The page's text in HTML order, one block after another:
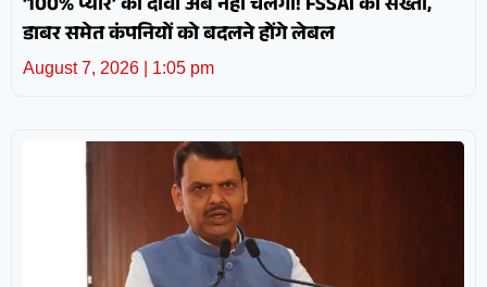
‘100% प्योर’ का दावा अब नहीं चलेगा! FSSAI की सख्ती,
डाबर समेत कंपनियों को बदलने होंगे लेबल
August 7, 2026 1:05 pm